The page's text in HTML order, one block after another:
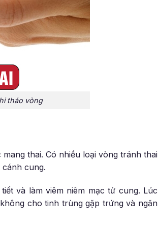
tháo vòng
thai. Có nhiều loại vòng tránh thai
cung.
và làm viêm niêm mạc tử cung. Lúc
cho tinh trùng gặp trứng và ngăn